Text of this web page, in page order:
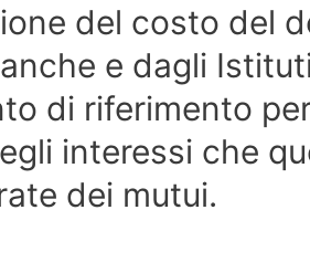
del costo del
e dagli
di riferimento
interessi che
dei mutui.